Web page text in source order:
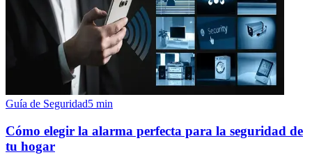
Guía de Seguridad5 min
Cómo elegir la alarma perfecta para la seguridad de
tu hogar